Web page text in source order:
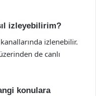
izleyebilirim?
izlenebilir.
de canlı
konulara